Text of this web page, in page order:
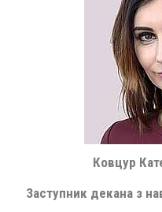
Ковцур
Заступник декана з